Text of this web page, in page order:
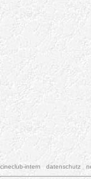
cineclub-intern datenschutz